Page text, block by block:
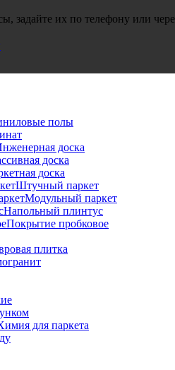
задайте их по телефону или
полы
доска
доска
доска
Штучный паркет
Модульный паркет
Напольный плинтус
Покрытие пробковое
плитка
для паркета